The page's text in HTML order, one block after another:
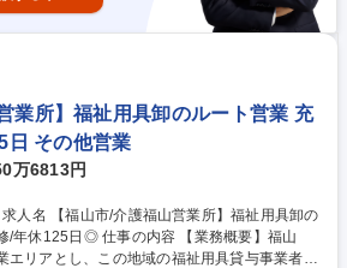
業所】福祉用具卸のルート営業 充
日 その他営業
万6813円
内容 【業務概要】福山
エリアとし、この地域の福祉用具貸与事業者